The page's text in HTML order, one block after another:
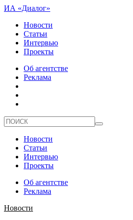
ИА «Диалог»
Новости
Статьи
Интервью
Проекты
Об агентстве
Реклама
Новости
Статьи
Интервью
Проекты
Об агентстве
Реклама
Новости